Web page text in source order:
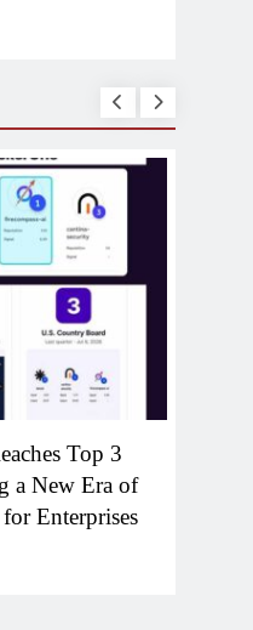
Top 3
a New Era of
Enterprises